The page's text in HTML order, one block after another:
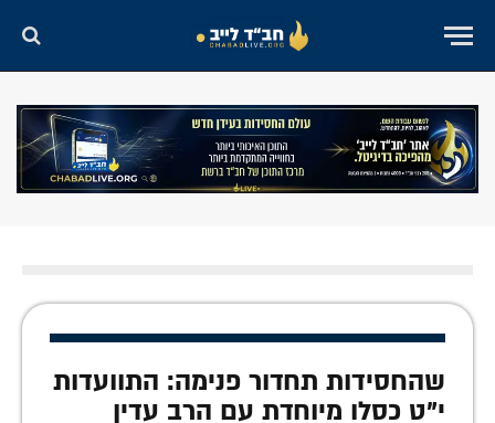
שהחסידות תחדור פנימה: התוועדות
י"ט כסלו מיוחדת עם הרב עדין